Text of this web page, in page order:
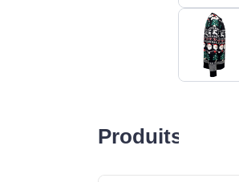
Produits liés